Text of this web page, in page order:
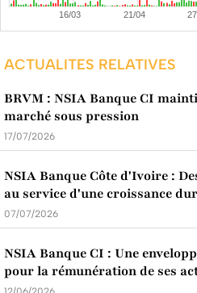
ACTUALITES RELATIVES
BRVM : NSIA Banque CI
marché sous pression
17/07/2026
NSIA Banque Côte d'Ivoire :
au service d'une croissance
07/07/2026
NSIA Banque CI : Une
pour la rémunération de ses